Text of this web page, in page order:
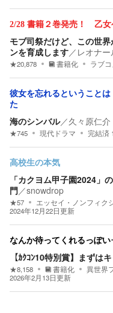
2/28 書籍２巻発売！ 乙女
モブ司祭だけど、この世
ンを育成します／ レオナ
★20,878 書籍化 ラブコ
彼女を忘れるということ
た
海のシンバル／久々原仁介
★745 現代ドラマ 完結済
高校生の本気
「カクヨム甲子園2024」
門／snowdrop
★57 エッセイ・ノンフィク
2024年12月22日更新
なんか待ってくれるっぽ
【ｶｸｺﾝ10特別賞】まずは
★8,158 書籍化 異世界
2026年2月13日更新